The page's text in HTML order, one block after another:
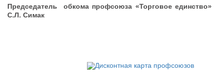
Председатель обкома профсоюза «Торговое единство»
С.Л. Симак